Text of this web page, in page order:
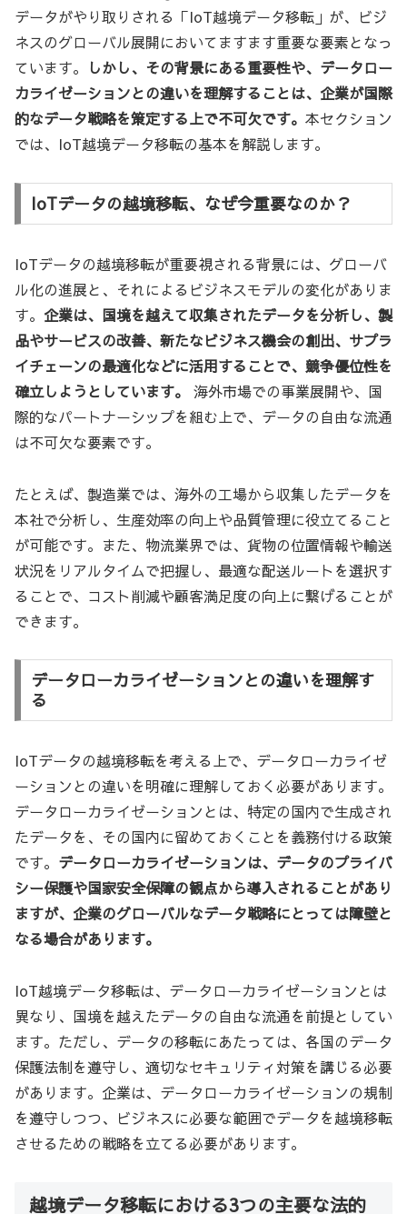
データがやり取りされる「IoT越境データ移転」が、ビジ
ネスのグローバル展開においてますます重要な要素となっ
ています。
しかし、その背景にある重要性や、データロー
カライゼーションとの違いを理解することは、企業が国際
的なデータ戦略を策定する上で不可欠です。 本セクション
では、IoT越境データ移転の基本を解説します。
IoTデータの越境移転、なぜ今重要なのか？
IoTデータの越境移転が重要視される背景には、グローバ
ル化の進展と、それによるビジネスモデルの変化がありま
す。 企業は、国境を越えて収集されたデータを分析し、製
品やサービスの改善、新たなビジネス機会の創出、サプラ
イチェーンの最適化などに活用することで、競争優位性を
確立しようとしています。
海外市場での事業展開や、国
際的なパートナーシップを組む上で、データの自由な流通
は不可欠な要素です。
たとえば、製造業では、海外の工場から収集したデータを
本社で分析し、生産効率の向上や品質管理に役立てること
が可能です。また、物流業界では、貨物の位置情報や輸送
状況をリアルタイムで把握し、最適な配送ルートを選択す
ることで、コスト削減や顧客満足度の向上に繋げることが
できます。
データローカライゼーションとの違いを理解す
る
IoTデータの越境移転を考える上で、データローカライゼ
ーションとの違いを明確に理解しておく必要があります。
データローカライゼーションとは、特定の国内で生成され
たデータを、その国内に留めておくことを義務付ける政策
です。 データローカライゼーションは、データのプライバ
シー保護や国家安全保障の観点から導入されることがあり
ますが、企業のグローバルなデータ戦略にとっては障壁と
なる場合があります。
IoT越境データ移転は、データローカライゼーションとは
異なり、国境を越えたデータの自由な流通を前提としてい
ます。ただし、データの移転にあたっては、各国のデータ
保護法制を遵守し、適切なセキュリティ対策を講じる必要
があります。企業は、データローカライゼーションの規制
を遵守しつつ、ビジネスに必要な範囲でデータを越境移転
させるための戦略を立てる必要があります。
越境データ移転における3つの主要な法的